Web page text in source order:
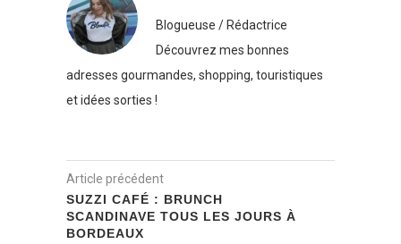
Blogueuse / Rédactrice
Découvrez mes bonnes
adresses gourmandes, shopping, touristiques
et idées sorties !
Article précédent
SUZZI CAFÉ : BRUNCH
SCANDINAVE TOUS LES JOURS À
BORDEAUX